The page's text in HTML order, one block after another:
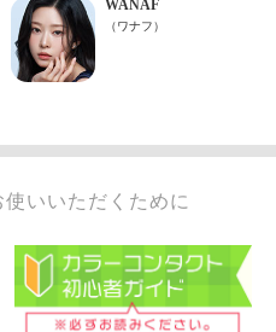
いいただくために